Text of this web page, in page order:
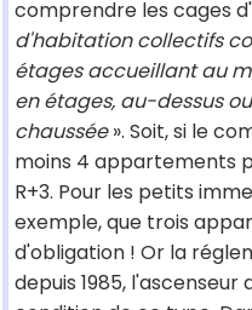
comprendre les cages
d'habitation collectifs
étages accueillant au
en étages, au-dessus
chaussée». Soit, si le
moins 4 appartements
R+3. Pour les petits
exemple, que trois
d'obligation ! Or la
depuis 1985,